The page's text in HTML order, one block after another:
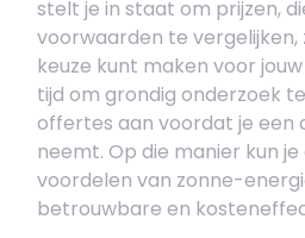
stelt je in staat om prijzen,
voorwaarden te vergelijken,
keuze kunt maken voor
tijd om grondig onderzoek
offertes aan voordat je een
neemt. Op die manier kun
voordelen van zonne-
betrouwbare en